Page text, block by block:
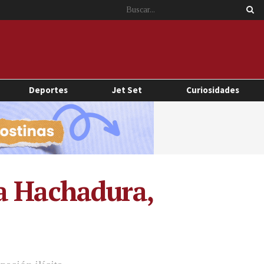
Deportes Jet Set Curiosidades
Hachadura,